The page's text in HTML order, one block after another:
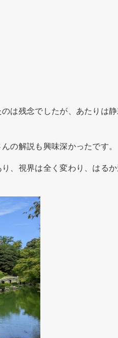
は残念でしたが、あたりは
の解説も興味深かったです。
、視界は全く変わり、はる